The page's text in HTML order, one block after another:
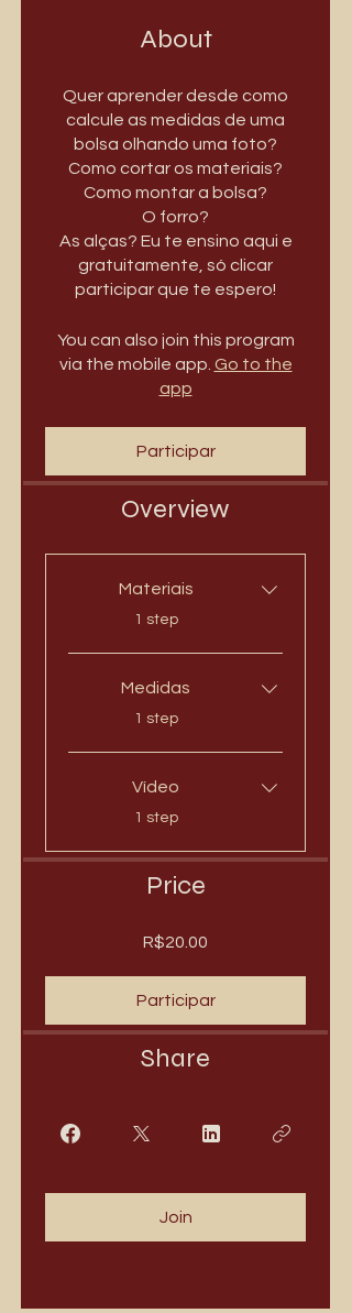
About
Quer aprender desde como
calcule as medidas de uma
bolsa olhando uma foto?
Como cortar os materiais?
Como montar a bolsa?
O forro?
As alças? Eu te ensino aqui e
gratuitamente, só clicar
You can also join this program
via the mobile app. Go to the
app
Participar
Overview
Materiais
.
1 step
Medidas
.
1 step
Vídeo
.
1 step
Price
R$20.00
Participar
Share
Join